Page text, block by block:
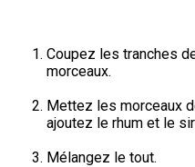
Coupez les tranches
morceaux.
Mettez les morceaux
ajoutez le rhum et le
Mélangez le tout.